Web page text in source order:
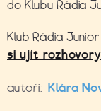
do Klubu Rádia
Klub Rádia
si ujít
autoři: Klára